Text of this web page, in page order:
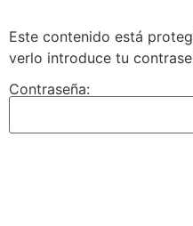
Este contenido está
verlo introduce tu
Contraseña: